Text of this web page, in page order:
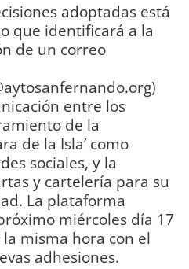
adoptadas está
que identificará a la
de un correo
entre los
de la
de la Isla’ como
sociales, y la
y cartelería para su
La plataforma
miércoles día 17
misma hora con el
adhesiones.